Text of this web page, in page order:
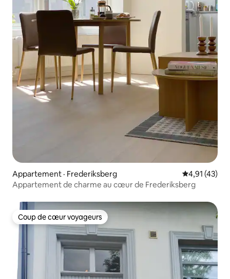
Appartement · Frederiksberg Note
4,91 (43)
Appartement de charme au cœur de Frederiksberg
Coup de cœur voyageurs
Coup de cœur voyageurs